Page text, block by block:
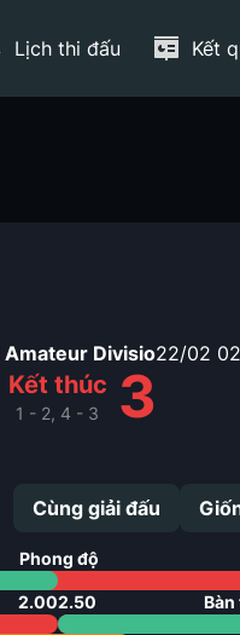
Lịch thi đấu Kết
Amateur Divisio22/02
Kết thúc
1 - 2, 4 - 3 3
Cùng giải đấu
Phong độ
2.002.50 Bàn